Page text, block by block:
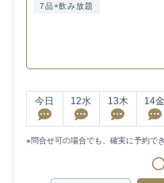
7品+飲み放題
今日 12水 13木 14金
※問合せ可の場合でも、確実に予約で